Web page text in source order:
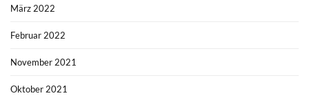
März 2022
Februar 2022
November 2021
Oktober 2021